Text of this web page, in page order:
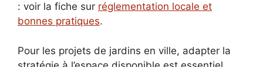
: voir la fiche sur réglementation locale et
bonnes pratiques.
Pour les projets de jardins en ville, adapter la